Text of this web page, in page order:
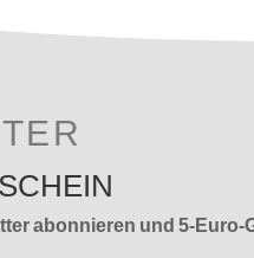
abonnieren und 5-